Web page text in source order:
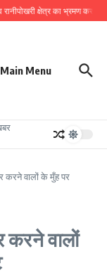
क्षेत्र का भ्रमण कर
Main Menu
करने वालों के मुँह पर
करने वालों